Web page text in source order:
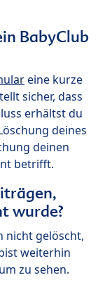
BabyClub
eine kurze
sicher, dass
erhältst du
deines
deinen
betrifft.
wurde?
nicht gelöscht,
weiterhin
zu sehen.